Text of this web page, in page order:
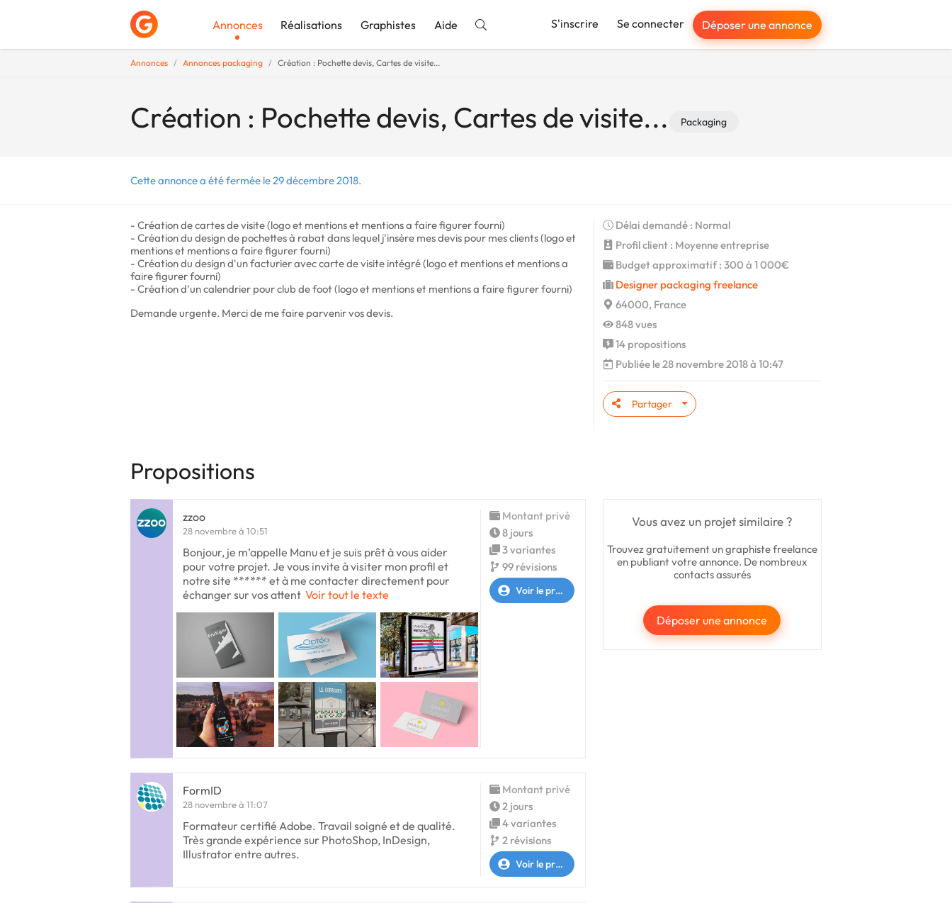
Annonces Réalisations Graphistes Aide S'inscrire Se connecter Déposer une annonce
Annonces Annonces packaging Création : Pochette devis, Cartes de visite...
Création : Pochette devis, Cartes de visite... Packaging
Cette annonce a été fermée le 29 décembre 2018.
- Création de cartes de visite (logo et mentions et mentions a faire figurer fourni)
- Création du design de pochettes à rabat dans lequel j'insère mes devis pour mes clients (logo et
mentions et mentions a faire figurer fourni)
- Création du design d'un facturier avec carte de visite intégré (logo et mentions et mentions a
faire figurer fourni)
- Création d'un calendrier pour club de foot (logo et mentions et mentions a faire figurer fourni)
Demande urgente. Merci de me faire parvenir vos devis.
Délai demandé : Normal
Profil client : Moyenne entreprise
Budget approximatif : 300 à 1 000€
Designer packaging freelance
64000, France
848 vues
14 propositions
Publiée le 28 novembre 2018 à 10:47
Partager
Propositions
Vous avez un projet similaire ?
Trouvez gratuitement un graphiste freelance
en publiant votre annonce. De nombreux
contacts assurés
Déposer une annonce
zzoo
28 novembre à 10:51
Bonjour, je m’appelle Manu et je suis prêt à vous aider
pour votre projet. Je vous invite à visiter mon profil et
notre site ****** et à me contacter directement pour
échanger sur vos attent Voir tout le texte
Montant privé
8 jours
3 variantes
99 révisions
Voir le profil
FormID
28 novembre à 11:07
Formateur certifié Adobe. Travail soigné et de qualité.
Très grande expérience sur PhotoShop, InDesign,
Illustrator entre autres.
Montant privé
2 jours
4 variantes
2 révisions
Voir le profil